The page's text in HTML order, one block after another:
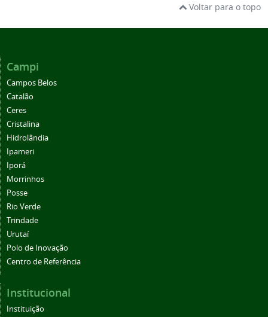
Voltar para o topo
Campi
Campos Belos
Catalão
Ceres
Cristalina
Hidrolândia
Ipameri
Iporá
Morrinhos
Posse
Rio Verde
Trindade
Urutaí
Polo de Inovação
Centro de Referência
Institucional
Instituição